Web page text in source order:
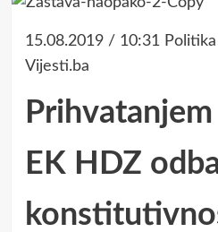
15.08.2019 / 10:31
Vijesti.ba
EK HDZ